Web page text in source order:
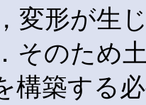
変形が生
そのため
構築する